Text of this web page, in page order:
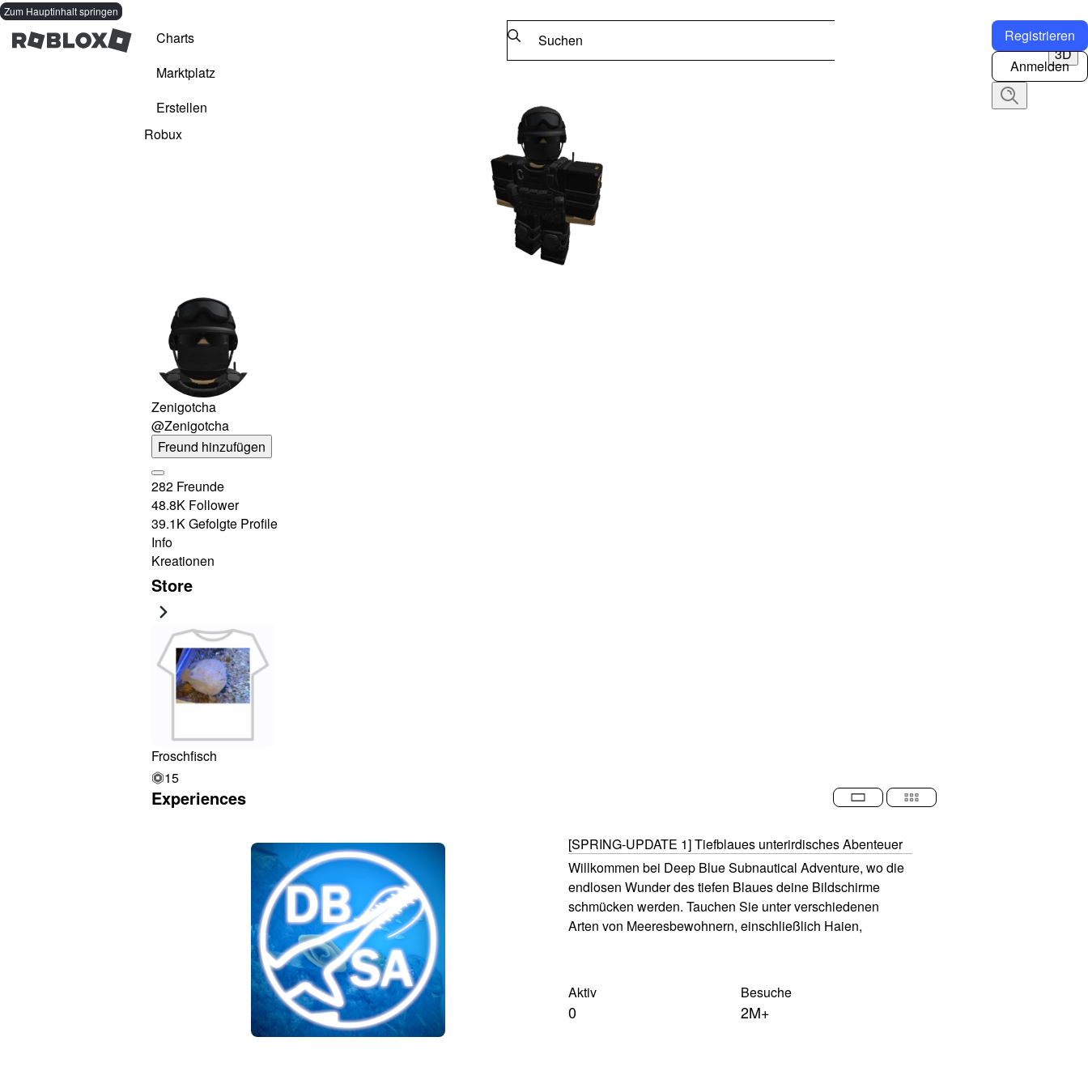
Zum Hauptinhalt springen
Charts
Marktplatz
Erstellen
Robux
Registrieren
Anmelden
3D
Zenigotcha
@Zenigotcha
Freund hinzufügen
282 Freunde
48.8K Follower
39.1K Gefolgte Profile
Info
Kreationen
Store
Froschfisch
15
Experiences
[SPRING-UPDATE 1] Tiefblaues unterirdisches Abenteuer
Willkommen bei Deep Blue Subnautical Adventure, wo die
endlosen Wunder des tiefen Blaues deine Bildschirme
schmücken werden. Tauchen Sie unter verschiedenen
Arten von Meeresbewohnern, einschließlich Haien,
Abzeichen sammeln, indem Sie sie von Angesicht zu
Angesicht berühren.
Aktiv
0
Besuche
2M+